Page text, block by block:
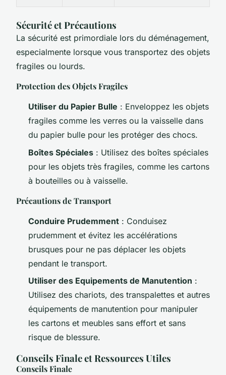
Sécurité et Précautions
La sécurité est primordiale lors du déménagement,
especialmente lorsque vous transportez des objets
fragiles ou lourds.
Protection des Objets Fragiles
Utiliser du Papier Bulle : Enveloppez les objets
fragiles comme les verres ou la vaisselle dans
du papier bulle pour les protéger des chocs.
Boîtes Spéciales : Utilisez des boîtes spéciales
pour les objets très fragiles, comme les cartons
à bouteilles ou à vaisselle.
Précautions de Transport
Conduire Prudemment : Conduisez
prudemment et évitez les accélérations
brusques pour ne pas déplacer les objets
pendant le transport.
Utiliser des Equipements de Manutention :
Utilisez des chariots, des transpalettes et autres
équipements de manutention pour manipuler
les cartons et meubles sans effort et sans
risque de blessure.
Conseils Finale et Ressources Utiles
Conseils Finale